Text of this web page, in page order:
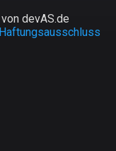
devAS.de
Haftungsausschluss